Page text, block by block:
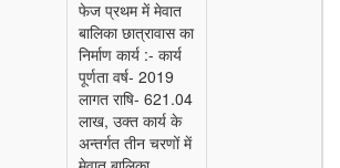
फेज प्रथम में मेवात
बालिका छात्रावास का
निर्माण कार्य :- कार्य
पूर्णता वर्ष- 2019
लागत राषि- 621.04
लाख, उक्त कार्य के
अन्तर्गत तीन चरणों में